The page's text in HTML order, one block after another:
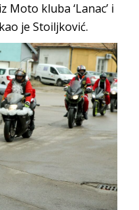
kluba ‘Lanac’ i
je Stoiljković.